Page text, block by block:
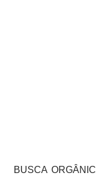
BUSCA